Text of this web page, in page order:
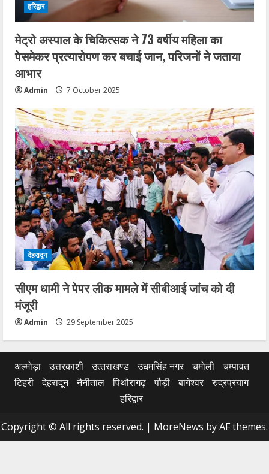
हरिद्वार
मेट्रो अस्पाल के चिकित्सक ने 73 वर्षीय महिला का
पेसमेकर प्रत्यारोपण कर बचाई जान, परिजनों ने जताया
आभार
Admin 7 October 2025
देहरादून
सीएम धामी ने पेपर लीक मामले में सीबीआई जांच को दी
मंजूरी
Admin 29 September 2025
अल्मोड़ा उत्तरकाशी उत्‍तराखण्‍ड उधमसिंह नगर चमोली
चम्पावत
टिहरी
देहरादून नैनीताल पिथौरागढ़ पौड़ी बागेश्वर
रुद्रप्रयाग
हरिद्वार
Copyright © All rights reserved. | MoreNews by AF themes.